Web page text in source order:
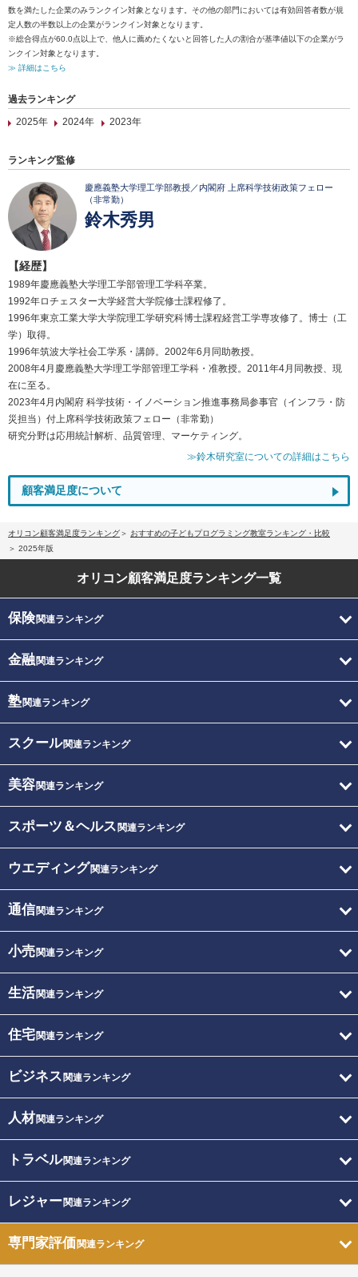
数を満たした企業のみランクイン対象となります。その他の部門においては有効回答者数が規
定人数の半数以上の企業がランクイン対象となります。
※総合得点が60.0点以上で、他人に薦めたくないと回答した人の割合が基準値以下の企業がラ
ンクイン対象となります。
≫ 詳細はこちら
過去ランキング
2025年
2024年 2023年
ランキング監修
慶應義塾大学理工学部教授／内閣府 上席科学技術政策フェロー
（非常勤）
鈴木秀男
【経歴】
1989年慶應義塾大学理工学部管理工学科卒業。
1992年ロチェスター大学経営大学院修士課程修了。
1996年東京工業大学大学院理工学研究科博士課程経営工学専攻修了。博士（工
学）取得。
1996年筑波大学社会工学系・講師。2002年6月同助教授。
2008年4月慶應義塾大学理工学部管理工学科・准教授。2011年4月同教授、現
在に至る。
2023年4月内閣府 科学技術・イノベーション推進事務局参事官（インフラ・防
災担当）付上席科学技術政策フェロー（非常勤）
研究分野は応用統計解析、品質管理、マーケティング。
≫鈴木研究室についての詳細はこちら
顧客満足度について
オリコン顧客満足度ランキング
おすすめの子どもプログラミング教室ランキング・比較
2025年版
オリコン顧客満足度ランキング一覧
保険関連ランキング
金融関連ランキング
塾関連ランキング
スクール関連ランキング
美容関連ランキング
スポーツ＆ヘルス 関連ランキング
ウエディング関連ランキング
通信関連ランキング
小売関連ランキング
生活関連ランキング
住宅関連ランキング
ビジネス 関連ランキング
人材関連ランキング
トラベル関連ランキング
レジャー関連ランキング
専門家評価関連ランキング